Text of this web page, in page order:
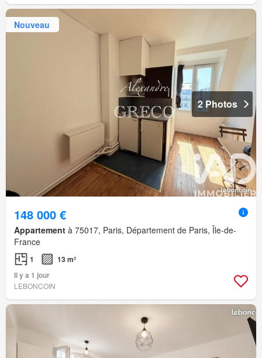
Nouveau
2 Photos
148 000 €
Appartement à 75017, Paris, Département de Paris, Île-de-
France
1
13 m²
Il y a 1 jour
LEBONCOIN